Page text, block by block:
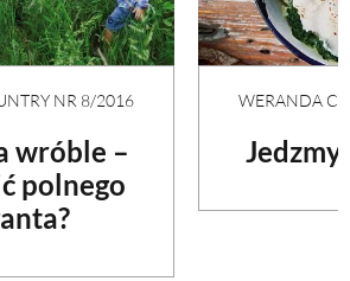
NR 8/2016
wróble –
polnego
WERANDA